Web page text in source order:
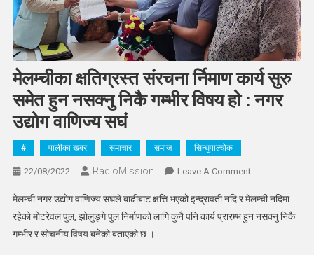
मेलम्चीका क्षतिग्रस्त संरचना र्निमाण कार्य सुरु
समेत हुन नसक्नु निकै गम्भीर विषय हो : नगर
उद्योग वाणिज्य सघं
# पालीका खबर समाचार समाज सिन्धुपाल्चोक
22/08/2022 RadioMission Leave A CommentOn
क्षतिग्रस्त
संरचना
मेलम्ची नगर उद्योग वाणिज्य सघंले बाढीबाट क्षत्ति भएको इन्द्रावती नदि र मेलम्ची नदिमा
रहेको मोटरेवल पुल, झोलुङ्गे पुल निर्माणको लागि कुनै पनि कार्य प्रारम्भ हुन नसक्नु निकै
गम्भीर र सोचनीय विषय बनेको बताएको छ ।